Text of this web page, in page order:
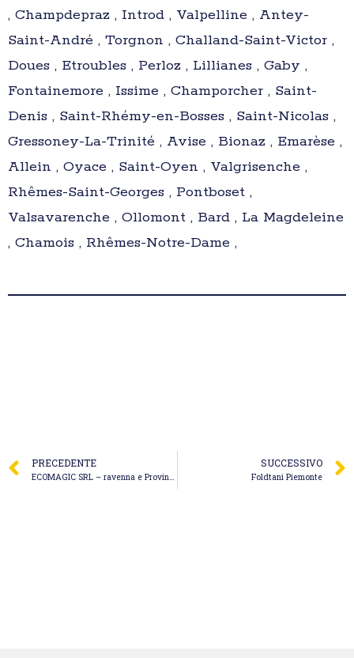
, Champdepraz , Introd , Valpelline , Antey-
Saint-André , Torgnon , Challand-Saint-Victor ,
Doues , Etroubles , Perloz , Lillianes , Gaby ,
Fontainemore , Issime , Champorcher , Saint-
Denis , Saint-Rhémy-en-Bosses , Saint-Nicolas ,
Gressoney-La-Trinité , Avise , Bionaz , Emarèse ,
Allein , Oyace , Saint-Oyen , Valgrisenche ,
Rhêmes-Saint-Georges , Pontboset ,
Valsavarenche , Ollomont , Bard , La Magdeleine
, Chamois , Rhêmes-Notre-Dame ,
PRECEDENTE
ECOMAGIC SRL – ravenna e Provincia
SUCCESSIVO
Foldtani Piemonte